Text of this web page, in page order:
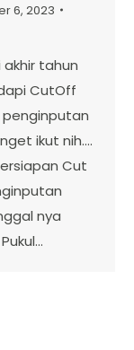
6, 2023
akhir tahun
CutOff
ikut nih….
Cut
nya